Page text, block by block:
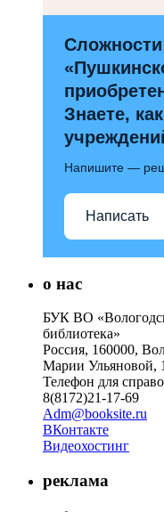
Знаете,
Напишите —
Написать
о нас
БУК ВО
библиотека»
Россия, 160000,
Марии Ульяновой, 1
Телефон для
8(8172)21-17-69
Adm@booksite.ru
ВКонтакте
Видеохостинг
реклама